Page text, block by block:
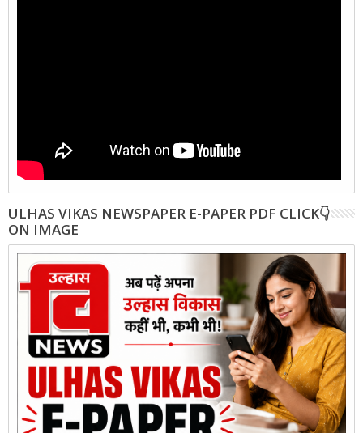
ULHAS VIKAS NEWSPAPER E-PAPER PDF CLICK👇
ON IMAGE